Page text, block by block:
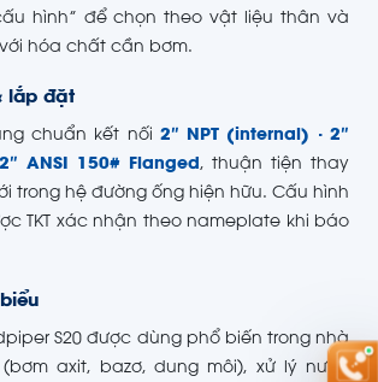
hình” để chọn theo vật liệu thân và
hóa chất cần bơm.
lắp đặt
chuẩn kết nối 2″ NPT (internal) · 2″
ANSI 150# Flanged, thuận tiện thay
trong hệ đường ống hiện hữu. Cấu hình
TKT xác nhận theo nameplate khi báo
S20 được dùng phổ biến trong nhà
axit, bazơ, dung môi), xử lý nước